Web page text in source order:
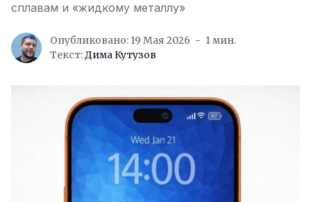
сплавам и «жидкому металлу»
Опубликовано: 19 Мая 2026
1 мин.
Текст:Дима Кутузов